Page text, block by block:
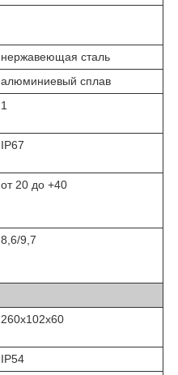
нержавеющая сталь
алюминиевый сплав
1
IP67
от 20 до +40
8,6/9,7
260x102x60
IP54